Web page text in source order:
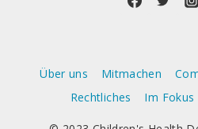
Über uns Mitmachen
Rechtliches
Im Fokus